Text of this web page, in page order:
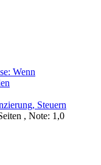
Wenn
Steuern
, Note: 1,0